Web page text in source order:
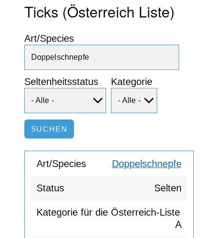
Ticks (Österreich Liste)
Art/Species
Seltenheitsstatus Kategorie
Doppelschnepfe
Selten
A